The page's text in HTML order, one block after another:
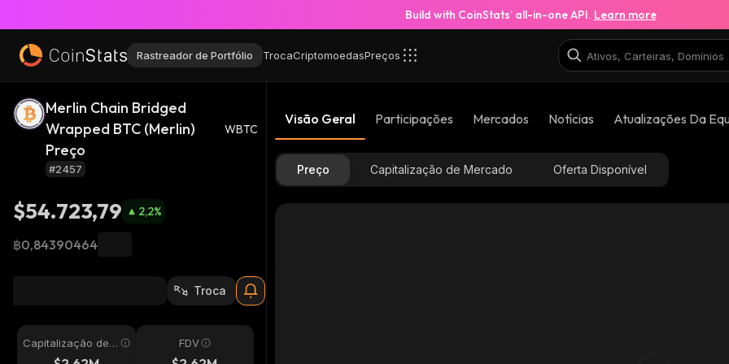
Build with CoinStats’ all-in-one API. Learn more
Rastreador de Portfólio TrocaCriptomoedasPreços
Merlin Chain Bridged
Wrapped BTC (Merlin)
Preço
WBTC
#2457
$54.723,79 2,2%
฿0,84390464
Troca
Capitalização de
Mercado
FDV
Visão Geral Participações Mercados Notícias Atualizações Da
Preço Capitalização de Mercado Oferta Disponível